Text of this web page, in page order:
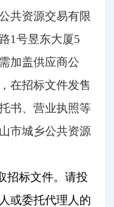
共资源交易有限
1号昱东大厦5
加盖供应商公
在招标文件发售
书、营业执照等
市城乡公共资源
招标文件。请投
或委托代理人的